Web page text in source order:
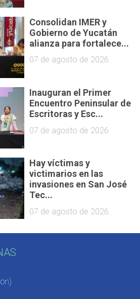
Consolidan IMER y
Gobierno de Yucatán
alianza para fortalece...
07 de agosto de 2026
Inauguran el Primer
Encuentro Peninsular de
Escritoras y Esc...
07 de agosto de 2026
Hay víctimas y
victimarios en las
invasiones en San José
Tec...
07 de agosto de 2026